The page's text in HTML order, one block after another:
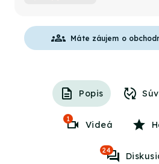
groups Máte záujem o
Popis
1
Videá
24